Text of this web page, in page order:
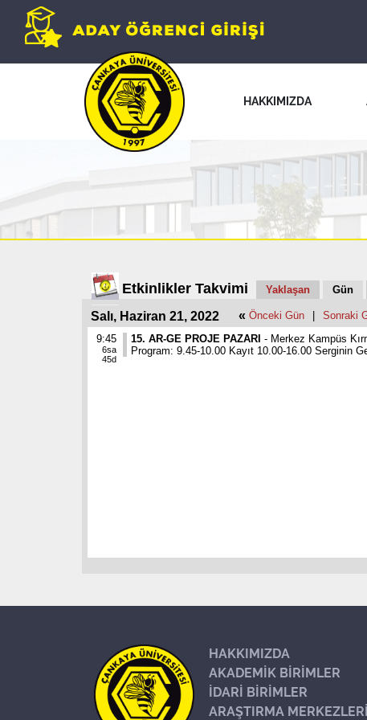
HAKKIMIZDA
Etkinlikler Takvimi Yaklaşan Gün
Salı, Haziran 21, 2022 « Önceki Gün Sonraki
9:45
6sa
45d
15. AR-GE PROJE PAZARI - Merkez Kampüs
Program: 9.45-10.00 Kayıt 10.00-16.00 Serginin
HAKKIMIZDA
AKADEMİK BİRİMLER
İDARİ BİRİMLER
ARAŞTIRMA MERKEZLERİ